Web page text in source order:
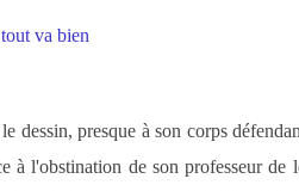
presque à son corps
à l'obstination de son professeur de